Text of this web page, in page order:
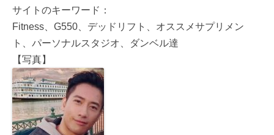
サイトのキーワード：
Fitness、G550、デッドリフト、オススメサプリメン
ト、パーソナルスタジオ、ダンベル達
【写真】